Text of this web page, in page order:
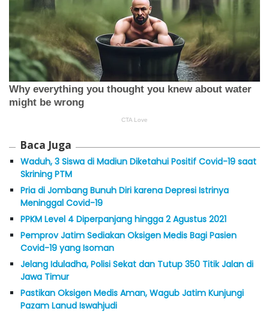
Baca Juga
Waduh, 3 Siswa di Madiun Diketahui Positif Covid-19 saat
Skrining PTM
Pria di Jombang Bunuh Diri karena Depresi Istrinya
Meninggal Covid-19
PPKM Level 4 Diperpanjang hingga 2 Agustus 2021
Pemprov Jatim Sediakan Oksigen Medis Bagi Pasien
Covid-19 yang Isoman
Jelang Iduladha, Polisi Sekat dan Tutup 350 Titik Jalan di
Jawa Timur
Pastikan Oksigen Medis Aman, Wagub Jatim Kunjungi
Pazam Lanud Iswahjudi